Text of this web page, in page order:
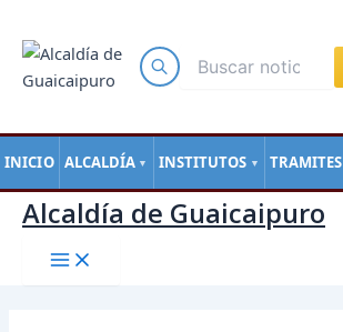
INICIO ALCALDÍA ▼ INSTITUTOS ▼ TRAMITES
contenido
Alcaldía de Guaicaipuro
de
entradas